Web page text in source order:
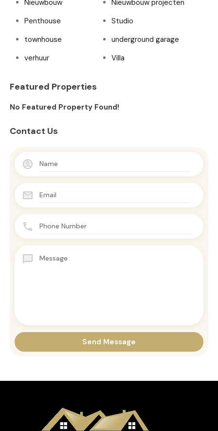
Nieuwbouw
Nieuwbouw projecten
Penthouse
Studio
townhouse
underground garage
verhuur
Villa
Featured Properties
No Featured Property Found!
Contact Us